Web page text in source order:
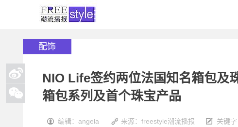
配饰
NIO Life签约两位法国知名箱包及
箱包系列及首个珠宝产品
编辑：angela 来源：freestyle潮流播报 关键字